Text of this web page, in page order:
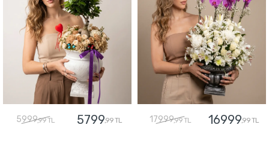
5999,99 TL 5799,99 TL 17999,99 TL 16999,99 TL